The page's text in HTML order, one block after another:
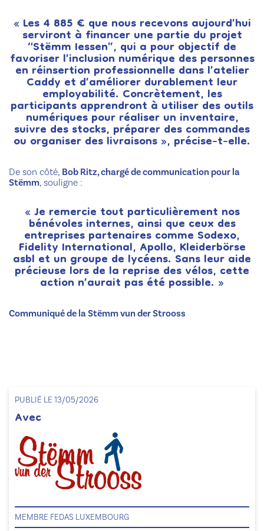
PUBLIÉ LE 13/05/2026
Avec
MEMBRE FEDAS LUXEMBOURG
« Les 4 885 € que nous recevons aujourd’hui
serviront à financer une partie du projet
“Stëmm Iessen”, qui a pour objectif de
favoriser l’inclusion numérique des personnes
en réinsertion professionnelle dans l’atelier
Caddy et d’améliorer durablement leur
employabilité. Concrètement, les
participants apprendront à utiliser des outils
numériques pour réaliser un inventaire,
suivre des stocks, préparer des commandes
ou organiser des livraisons », précise-t-elle.
De son côté, Bob Ritz, chargé de communication pour la
Stëmm, souligne :
« Je remercie tout particulièrement nos
bénévoles internes, ainsi que ceux des
entreprises partenaires comme Sodexo,
Fidelity International, Apollo, Kleiderbörse
asbl et un groupe de lycéens. Sans leur aide
précieuse lors de la reprise des vélos, cette
action n’aurait pas été possible. »
Communiqué de la Stëmm vun der Strooss